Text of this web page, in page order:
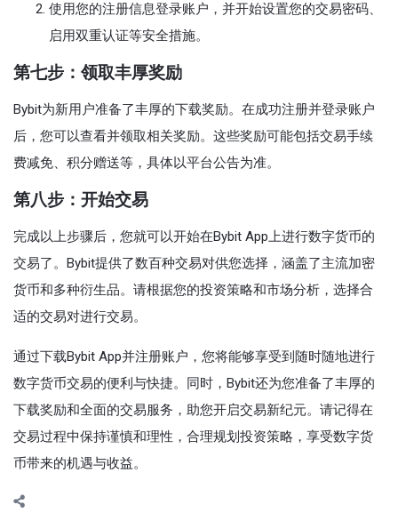
使用您的注册信息登录账户，并开始设置您的交易密码、
启用双重认证等安全措施。
第七步：领取丰厚奖励
Bybit为新用户准备了丰厚的下载奖励。在成功注册并登录账户
后，您可以查看并领取相关奖励。这些奖励可能包括交易手续
费减免、积分赠送等，具体以平台公告为准。
第八步：开始交易
完成以上步骤后，您就可以开始在Bybit App上进行数字货币的
交易了。Bybit提供了数百种交易对供您选择，涵盖了主流加密
货币和多种衍生品。请根据您的投资策略和市场分析，选择合
适的交易对进行交易。
通过下载Bybit App并注册账户，您将能够享受到随时随地进行
数字货币交易的便利与快捷。同时，Bybit还为您准备了丰厚的
下载奖励和全面的交易服务，助您开启交易新纪元。请记得在
交易过程中保持谨慎和理性，合理规划投资策略，享受数字货
币带来的机遇与收益。